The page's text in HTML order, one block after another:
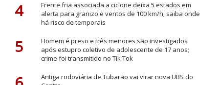
4
Frente fria associada a ciclone deixa 5 estados em
alerta para granizo e ventos de 100 km/h; saiba onde
há risco de temporais
5
Homem é preso e três menores são investigados
após estupro coletivo de adolescente de 17 anos;
crime foi transmitido no Tik Tok
Antiga rodoviária de Tubarão vai virar nova UBS do